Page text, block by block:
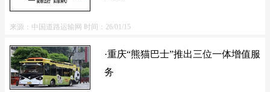
来源：中国道路运输网 时间：26/01/15
·重庆“熊猫巴士”推出三位一体增值服
务